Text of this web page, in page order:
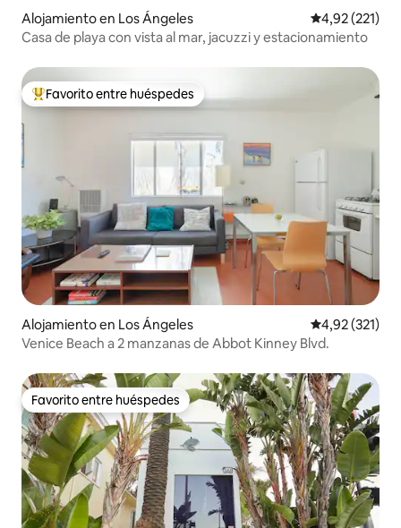
Alojamiento en Los Ángeles Calificación
4,92 (221)
Casa de playa con vista al mar, jacuzzi y estacionamiento
Favorito entre los huéspedes más destacados
Favorito entre huéspedes
Alojamiento en Los Ángeles Calificación
4,92 (321)
Venice Beach a 2 manzanas de Abbot Kinney Blvd.
Favorito entre huéspedes
Favorito entre huéspedes